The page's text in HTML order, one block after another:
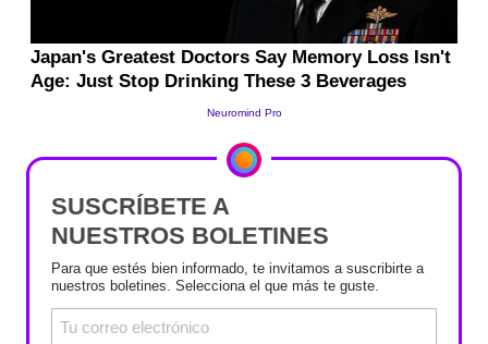
SUSCRÍBETE A
NUESTROS BOLETINES
Para que estés bien informado, te invitamos a suscribirte a
nuestros boletines. Selecciona el que más te guste.